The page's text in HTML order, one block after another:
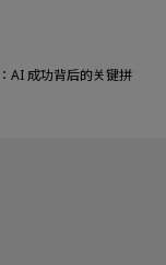
AI 成功背后的关键拼